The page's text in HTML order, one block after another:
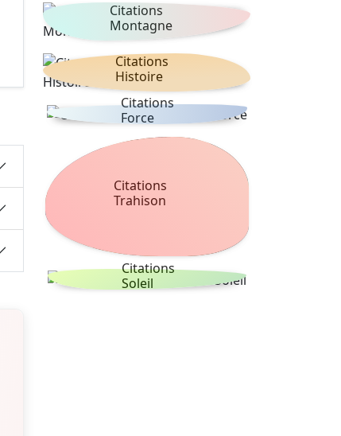
Citations
Montagne
Citations
Histoire
Citations
Force
Citations
Trahison
Citations
Soleil